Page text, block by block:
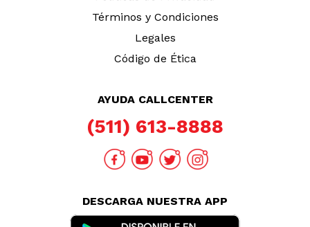
Términos y Condiciones
Legales
Código de Ética
AYUDA CALLCENTER
(511) 613-8888
DESCARGA NUESTRA APP